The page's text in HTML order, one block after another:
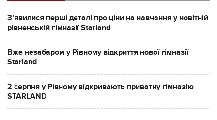
Зʼявилися перші деталі про ціни на навчання у новітній
рівненській гімназії Starland
Вже незабаром у Рівному відкриття нової гімназії
Starland
2 серпня у Рівному відкривають приватну гімназію
STARLAND